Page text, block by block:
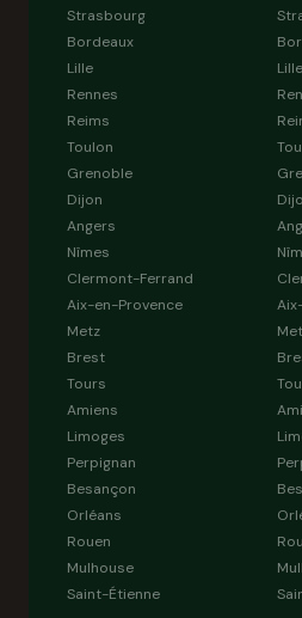
Strasbourg
Bordeaux
Lille
Rennes
Reims
Toulon
Grenoble
Dijon
Angers
Nîmes
Clermont-Ferrand
Aix-en-Provence
Metz
Brest
Tours
Amiens
Limoges
Perpignan
Besançon
Orléans
Rouen
Mulhouse
Saint-Étienne
Lille